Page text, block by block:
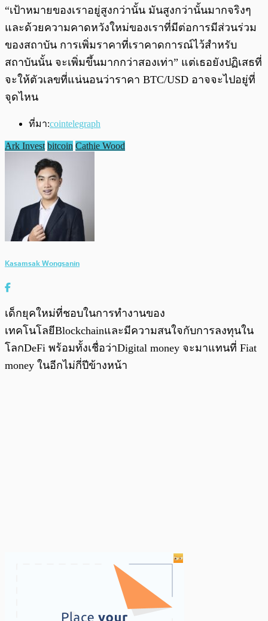
“เป้าหมายของเราอยู่สูงกว่านั้น มันสูงกว่านั้นมากจริงๆ
และด้วยความคาดหวังใหม่ของเราที่มีต่อการมีส่วนร่วม
ของสถาบัน การเพิ่มราคาที่เราคาดการณ์ไว้สำหรับ
สถาบันนั้น จะเพิ่มขึ้นมากกว่าสองเท่า” แต่เธอยังปฏิเสธที่
จะให้ตัวเลขที่แน่นอนว่าราคา BTC/USD อาจจะไปอยู่ที่
จุดไหน
ที่มา:cointelegraph
Ark Invest bitcoin Cathie Wood
Kasamsak Wongsanin
เด็กยุคใหม่ที่ชอบในการทำงานของ
เทคโนโลยีBlockchainและมีความสนใจกับการลงทุนใน
โลกDeFi พร้อมทั้งเชื่อว่าDigital money จะมาแทนที่ Fiat
money ในอีกไม่กี่ปีข้างหน้า